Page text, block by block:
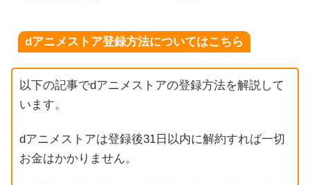
dアニメストア登録方法についてはこちら
以下の記事でdアニメストアの登録方法を解説して
います。
dアニメストアは登録後31日以内に解約すれば一切
お金はかかりません。